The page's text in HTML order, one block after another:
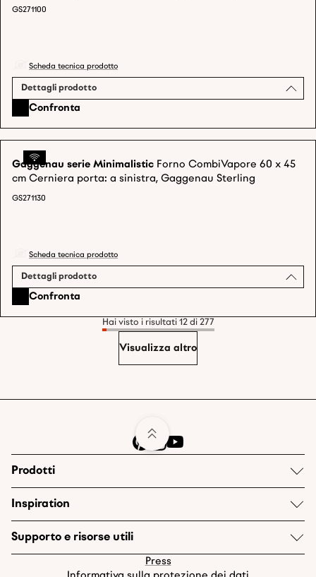
GS271100
Scheda tecnica prodotto
Dettagli prodotto
Confronta
Gaggenau serie Minimalistic Forno CombiVapore 60 x 45
cm Cerniera porta: a sinistra, Gaggenau Sterling
GS271130
Scheda tecnica prodotto
Dettagli prodotto
Confronta
Hai visto i risultati 12 di 277
Visualizza altro
Prodotti
Inspiration
Supporto e risorse utili
Press